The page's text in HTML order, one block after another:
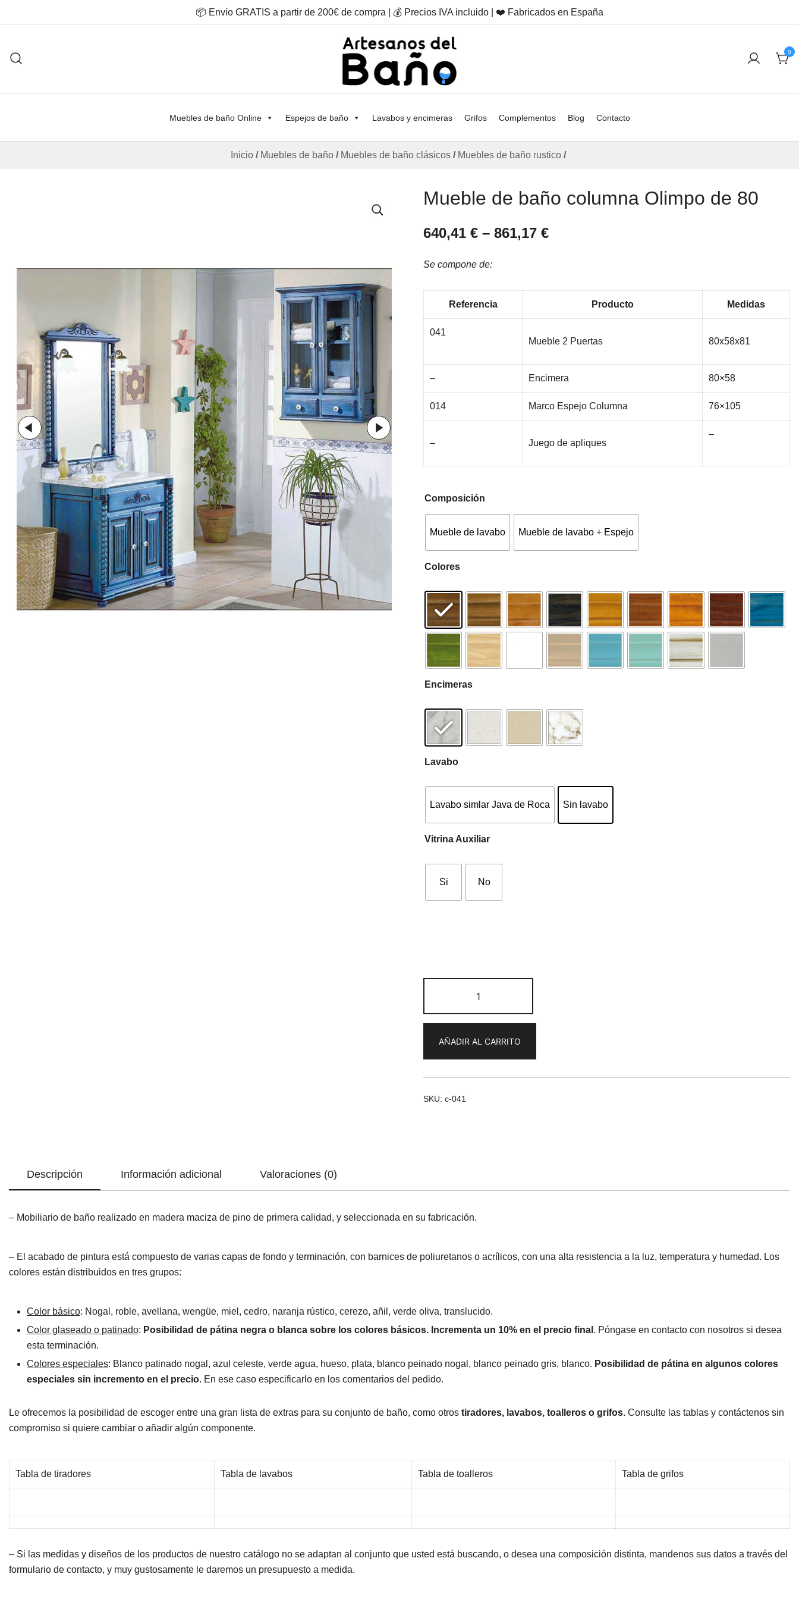
📦 Envío GRATIS a partir de 200€ de compra | 💰 Precios IVA incluido | ❤️ Fabricados en España
0
Muebles de baño Online Espejos de baño Lavabos y encimeras Grifos Complementos Blog Contacto
Inicio / Muebles de baño / Muebles de baño clásicos / Muebles de baño rustico /
Mueble de baño columna Olimpo de 80
640,41 € – 861,17 €
Se compone de:
Referencia Producto Medidas
041
Mueble 2 Puertas
80x58x81
– Encimera 80×58
014 Marco Espejo Columna 76×105
– Juego de apliques
–
Composición
Mueble de lavabo Mueble de lavabo + Espejo
Colores
Encimeras
Lavabo
Lavabo simlar Java de Roca Sin lavabo
Vitrina Auxiliar
Si No
de
baño
Olimpo
80
AÑADIR AL CARRITO
SKU: c-041
Descripción Información adicional Valoraciones (0)
– Mobiliario de baño realizado en madera maciza de pino de primera calidad, y seleccionada en su fabricación.
– El acabado de pintura está compuesto de varias capas de fondo y terminación, con barnices de poliuretanos o acrílicos, con una alta resistencia a la luz, temperatura y humedad. Los
colores están distribuidos en tres grupos:
Color básico: Nogal, roble, avellana, wengüe, miel, cedro, naranja rústico, cerezo, añil, verde oliva, translucido.
Color glaseado o patinado: Posibilidad de pátina negra o blanca sobre los colores básicos. Incrementa un 10% en el precio final . Póngase en contacto con nosotros si desea
esta terminación.
Colores especiales: Blanco patinado nogal, azul celeste, verde agua, hueso, plata, blanco peinado nogal, blanco peinado gris, blanco. Posibilidad de pátina en algunos colores
especiales sin incremento en el precio. En ese caso especificarlo en los comentarios del pedido.
Le ofrecemos la posibilidad de escoger entre una gran lista de extras para su conjunto de baño, como otros tiradores, lavabos, toalleros o grifos. Consulte las tablas y contáctenos sin
compromiso si quiere cambiar o añadir algún componente.
Tabla de tiradores Tabla de lavabos Tabla de toalleros Tabla de grifos
– Si las medidas y diseños de los productos de nuestro catálogo no se adaptan al conjunto que usted está buscando, o desea una composición distinta, mandenos sus datos a través del
formulario de contacto, y muy gustosamente le daremos un presupuesto a medida.